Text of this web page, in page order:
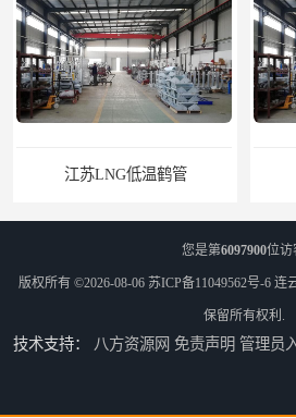
江苏LNG低温鹤管
您是第6097900位访
版权所有 ©2026-08-06 苏ICP备11049562号-6 连
保留所有权利.
技术支持： 八方资源网 免责声明 管理员